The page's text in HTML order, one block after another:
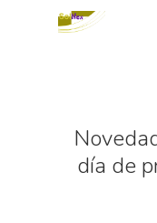
día de